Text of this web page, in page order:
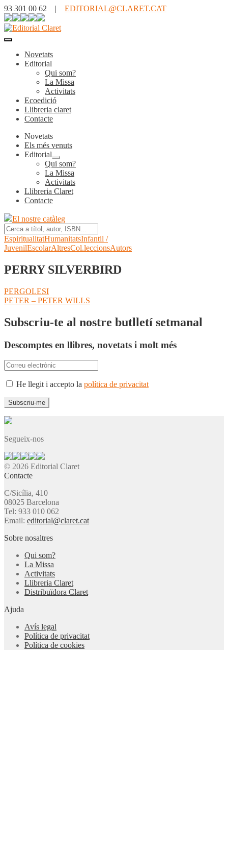
93 301 00 62 | EDITORIAL@CLARET.CAT
Novetats
Editorial
Qui som?
La Missa
Activitats
Ecoedició
Llibreria claret
Contacte
Novetats
Els més venuts
Editorial
Expandeix
el
menú
secundari
Qui som?
La Missa
Activitats
Llibreria Claret
Contacte
El nostre catàleg
EspiritualitatHumanitatsInfantil /
JuvenilEscolarAltresCol.leccionsAutors
PERRY SILVERBIRD
Navegació
d'entrades
Entrada
anterior:
PERGOLESI
Pròxima
PETER – PETER WILLS
Subscriu-te al nostre butlletí setmanal
Descomptes en llibres, novetats i molt més
He llegit i accepto la política de privacitat
Segueix-nos
© 2026 Editorial Claret
Contacte
C/Sicília, 410
08025 Barcelona
Tel: 933 010 062
Email: editorial@claret.cat
Sobre nosaltres
Qui som?
La Missa
Activitats
Llibreria Claret
Distribuïdora Claret
Ajuda
Avís legal
Política de privacitat
Política de cookies